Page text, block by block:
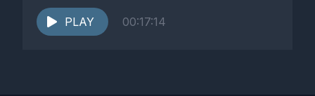
PLAY 00:17:14